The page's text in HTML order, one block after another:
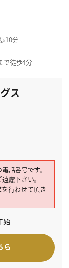
10分
で徒歩4分
ス
話番号です。
慮下さい。
行わせて頂き
始
ら